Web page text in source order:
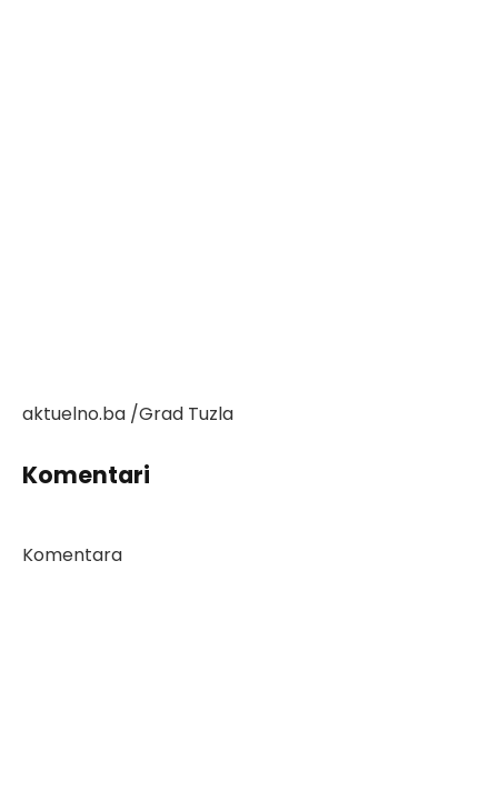
aktuelno.ba /Grad Tuzla
Komentari
Komentara